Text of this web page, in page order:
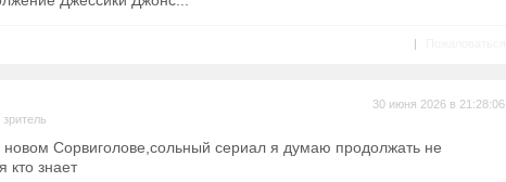
|
30 июня 2026 в 21:28:06
новом Сорвиголове,сольный сериал я думаю продолжать не
кто знает